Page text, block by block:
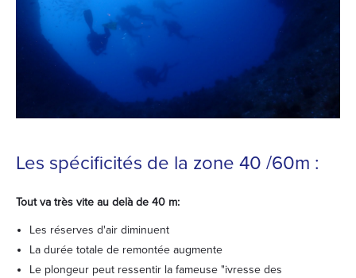
Les spécificités de la zone 40 /60m :
Tout va très vite au delà de 40 m:
Les réserves d'air diminuent
La durée totale de remontée augmente
Le plongeur peut ressentir la fameuse "ivresse des